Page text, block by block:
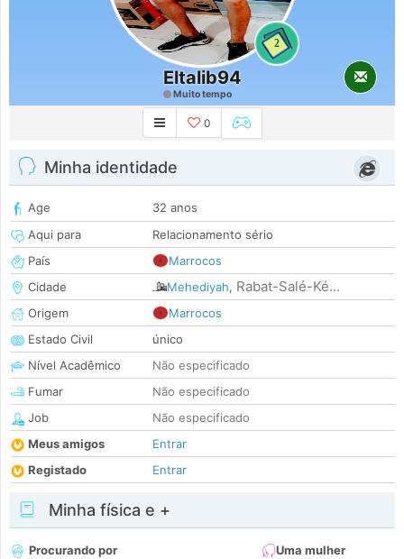
2
Eltalib94
Muito tempo
0
Minha identidade
Age
32 anos
Aqui para
Relacionamento sério
País
Marrocos
Cidade
Mehediyah, Rabat-Salé-Ké...
Origem
Marrocos
Estado Civil
único
Nível Acadêmico
Não especificado
Fumar
Não especificado
Job
Não especificado
Meus amigos
Entrar
Registado
Entrar
Minha física e +
Procurando por
Uma mulher